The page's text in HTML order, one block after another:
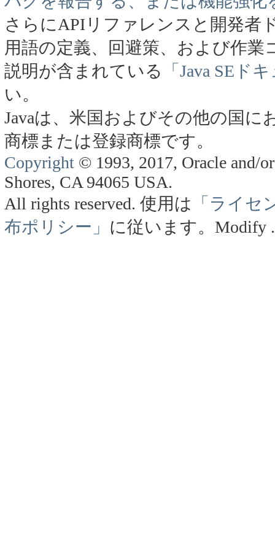
さらにAPIリファレンスと開発者
用語の定義、回避策、および作
説明が含まれている
「Java SEド
い。
Javaは、米国およびその他の国に
商標または登録商標です。
Copyright © 1993, 2017, Oracle and/
Shores, CA 94065 USA.
All rights reserved. 使用は 「ライセ
布ポリシー」 に従います。 Modify